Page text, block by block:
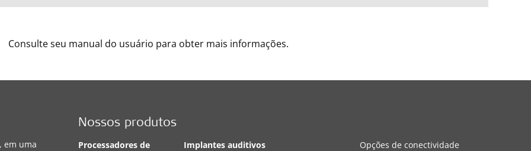
Consulte seu manual do usuário para obter mais informações.
em uma
Nossos produtos
Processadores de
Implantes auditivos
Opções de conectividade